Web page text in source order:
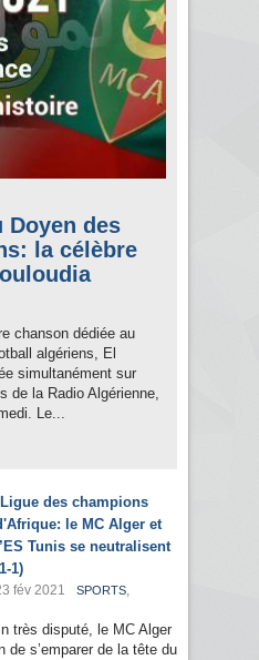
Doyen des
la célèbre
chanson dédiée au
algériens, El
simultanément sur
de la Radio Algérienne,
Le...
Ligue des champions
le MC Alger et
l’ES Tunis se neutralisent
1)
fév 2021 SPORTS,
très disputé, le MC Alger
de s’emparer de la tête du